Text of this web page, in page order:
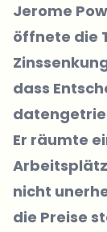
Jerome
öffnete die
dass
Er räumte
nicht
die Preise